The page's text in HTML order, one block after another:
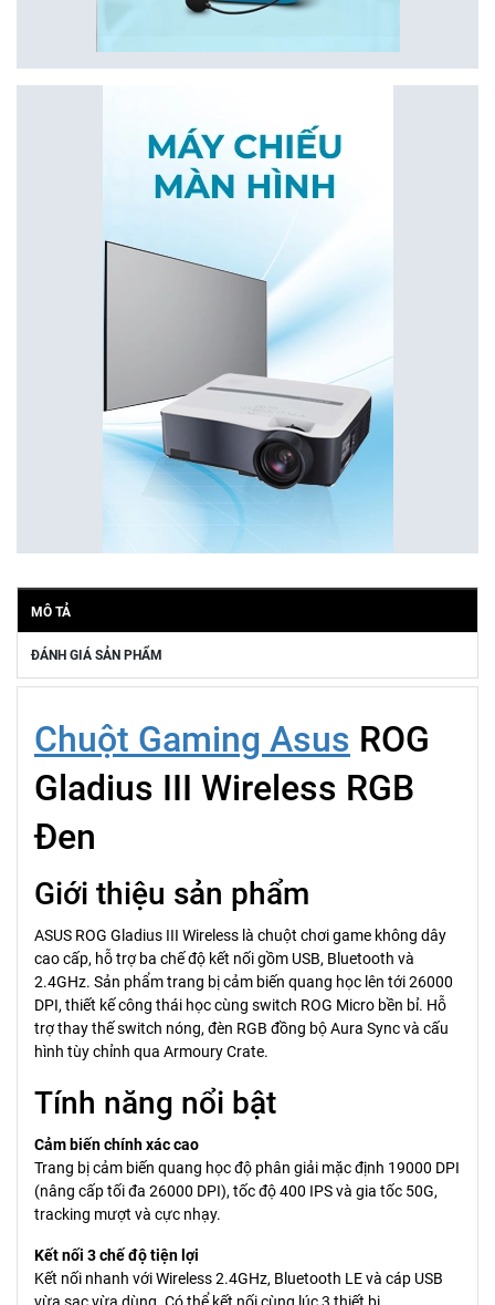
MÔ TẢ
ĐÁNH GIÁ SẢN PHẨM
Chuột Gaming Asus ROG
Gladius III Wireless RGB
Đen
Giới thiệu sản phẩm
ASUS ROG Gladius III Wireless là chuột chơi game không dây
cao cấp, hỗ trợ ba chế độ kết nối gồm USB, Bluetooth và
2.4GHz. Sản phẩm trang bị cảm biến quang học lên tới 26000
DPI, thiết kế công thái học cùng switch ROG Micro bền bỉ. Hỗ
trợ thay thế switch nóng, đèn RGB đồng bộ Aura Sync và cấu
hình tùy chỉnh qua Armoury Crate.
Tính năng nổi bật
Cảm biến chính xác cao
Trang bị cảm biến quang học độ phân giải mặc định 19000 DPI
(nâng cấp tối đa 26000 DPI), tốc độ 400 IPS và gia tốc 50G,
tracking mượt và cực nhạy.
Kết nối 3 chế độ tiện lợi
Kết nối nhanh với Wireless 2.4GHz, Bluetooth LE và cáp USB